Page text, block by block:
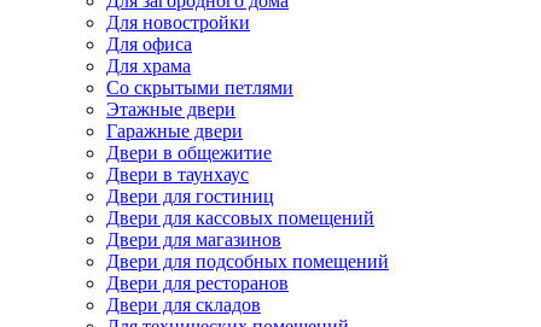
Для новостройки
Для офиса
Для храма
Со скрытыми петлями
Этажные двери
Гаражные двери
Двери в общежитие
Двери в таунхаус
Двери для гостиниц
Двери для кассовых помещений
Двери для магазинов
Двери для подсобных помещений
Двери для ресторанов
Двери для складов